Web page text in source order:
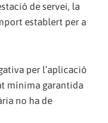
de servei, la
establert per a
per l’aplicació
mínima garantida
no ha de